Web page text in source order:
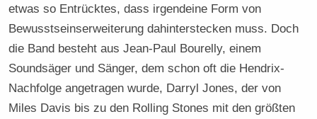
etwas so Entrücktes, dass irgendeine Form von
Bewusstseinserweiterung dahinterstecken muss. Doch
die Band besteht aus Jean-Paul Bourelly, einem
Soundsäger und Sänger, dem schon oft die Hendrix-
Nachfolge angetragen wurde, Darryl Jones, der von
Miles Davis bis zu den Rolling Stones mit den größten